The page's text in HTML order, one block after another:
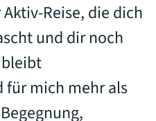
Reise, die dich
und dir noch
für mich mehr als